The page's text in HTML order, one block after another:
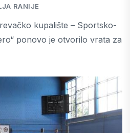
RANIJE
kupalište – Sportsko-
ponovo je otvorilo vrata za